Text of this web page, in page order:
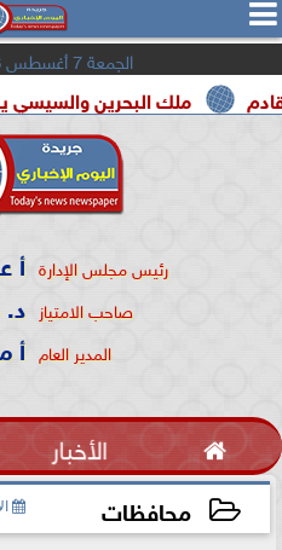
 
الجمعة 7 أغسطس 2026
ملك البحرين والسيسي يجيب
رئيس مجلس الإدارة أ
صاحب الامتياز
المدير العام أ
 الأخبار
محافظات